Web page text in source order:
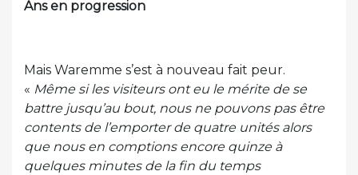
Ans en progression
Mais Waremme s’est à nouveau fait peur.
« Même si les visiteurs ont eu le mérite de se
battre jusqu’au bout, nous ne pouvons pas être
contents de l’emporter de quatre unités alors
que nous en comptions encore quinze à
quelques minutes de la fin du temps